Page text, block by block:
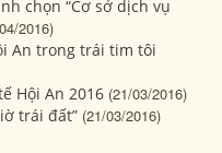
chọn “Cơ sở dịch vụ
2016)
An trong trái tim tôi
Hội An 2016 (21/03/2016)
trái đất” (21/03/2016)